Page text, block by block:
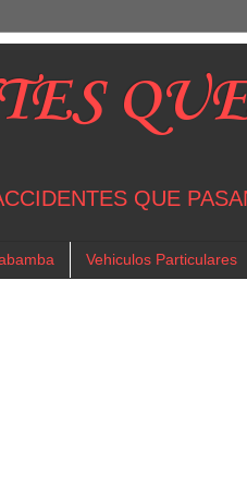
QUE
Vehiculos Particulares